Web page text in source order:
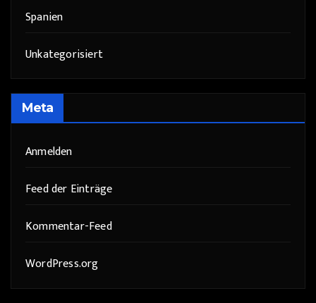
Spanien
Unkategorisiert
Meta
Anmelden
Feed der Einträge
Kommentar-Feed
WordPress.org